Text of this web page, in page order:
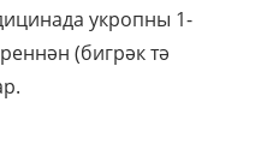
ясап та
1:10 нисбәтендә
10 өлеш су).